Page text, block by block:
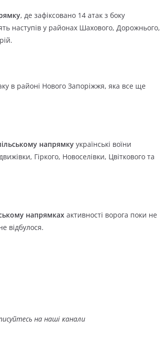
, де зафіксовано 14 атак з боку
наступів у районах Шахового, Дорожнього,
в районі Нового Запоріжжя, яка все ще
напрямку українські воїни
Гіркого, Новоселівки, Цвіткового та
напрямках активності ворога поки не
відбулося.
на наші канали